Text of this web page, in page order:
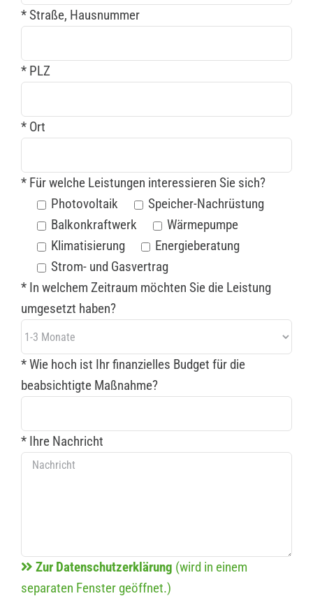
* Straße, Hausnummer
* PLZ
* Ort
* Für welche Leistungen interessieren Sie sich?
Photovoltaik
Speicher-Nachrüstung
Balkonkraftwerk
Wärmepumpe
Klimatisierung
Energieberatung
Strom- und Gasvertrag
* In welchem Zeitraum möchten Sie die Leistung
umgesetzt haben?
* Wie hoch ist Ihr finanzielles Budget für die
beabsichtigte Maßnahme?
* Ihre Nachricht
Zur Datenschutzerklärung (wird in einem
separaten Fenster geöffnet.)